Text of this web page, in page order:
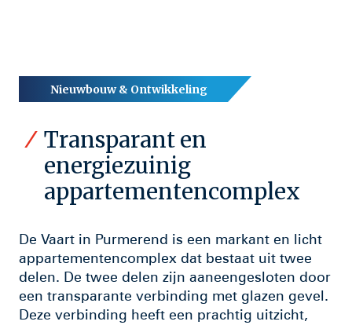
Nieuwbouw& Ontwikkeling
Transparant en
energiezuinig
appartementencomplex
De Vaart in Purmerend is een markant en licht
appartementencomplex dat bestaat uit twee
delen. De twee delen zijn aaneengesloten door
een transparante verbinding met glazen gevel.
Deze verbinding heeft een prachtig uitzicht,